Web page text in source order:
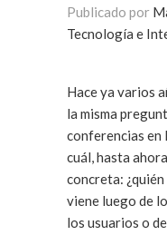
Publicado por
Tecnología e
Hace ya varios
la misma
conferencias en
cuál, hasta
concreta: ¿quién
viene luego de
los usuarios o